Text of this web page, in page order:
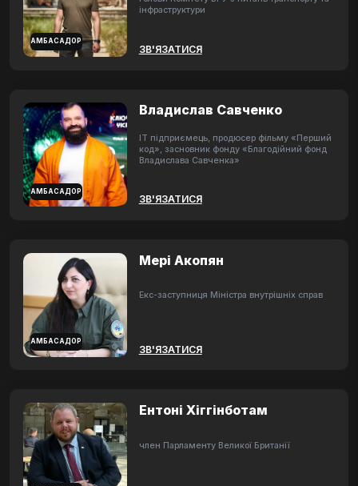
АМБАСАДОР
інфраструктури
ЗВ'ЯЗАТИСЯ
АМБАСАДОР
Владислав Савченко
ІТ підприємець, продюсер фільму «Перший
код», засновник фонду «Благодійний фонд
Владислава Савченка»
ЗВ'ЯЗАТИСЯ
АМБАСАДОР
Мері Акопян
Екс-заступниця Міністра внутрішніх справ
ЗВ'ЯЗАТИСЯ
Ентоні Хіггінботам
член Парламенту Великої Британії